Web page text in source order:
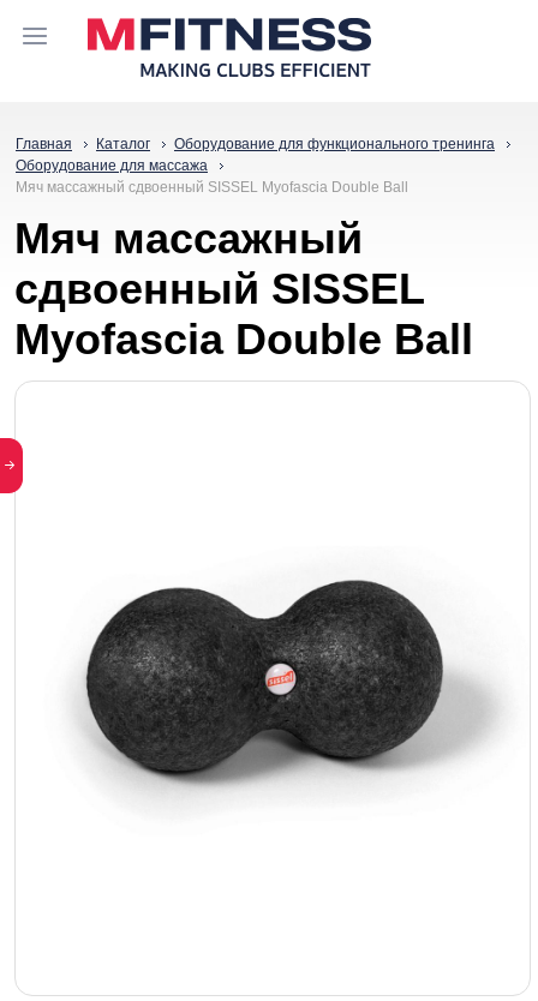
Главная Каталог
Оборудование для функционального тренинга
Оборудование для массажа
Мяч массажный сдвоенный SISSEL Myofascia Double Ball
Мяч массажный
сдвоенный SISSEL
Myofascia Double Ball